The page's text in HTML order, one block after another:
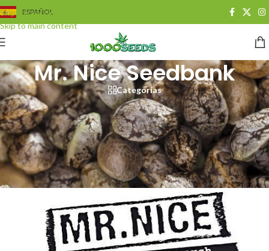
Skip to navigation
Skip to main content
ESPAÑOL
Mr. Nice Seedbank
Categorías